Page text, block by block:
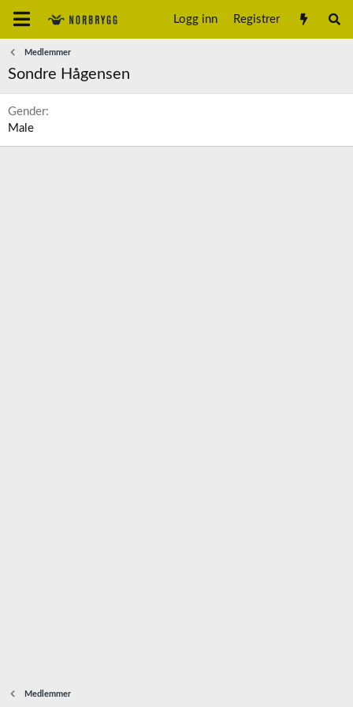
Logg inn Registrer
Medlemmer
Sondre Hågensen
Gender
Male
Medlemmer